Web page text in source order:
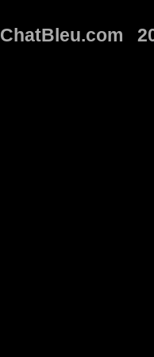
ChatBleu.com